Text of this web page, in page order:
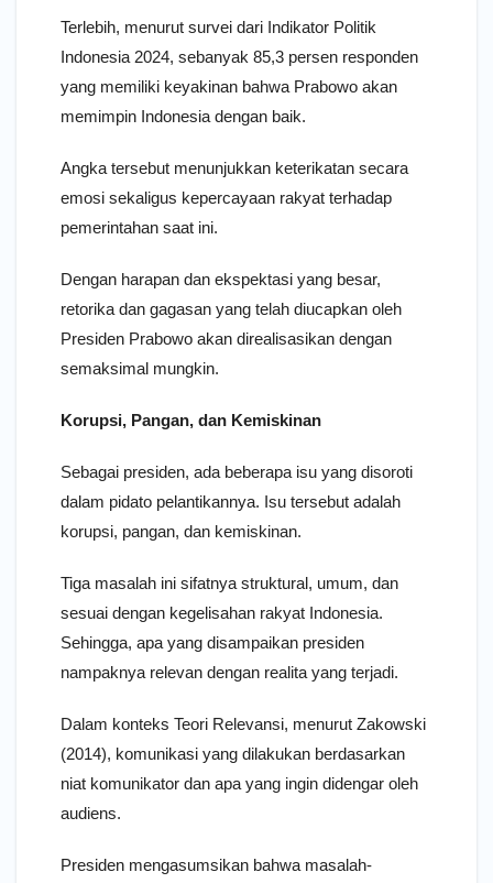
Terlebih, menurut survei dari Indikator Politik
Indonesia 2024, sebanyak 85,3 persen responden
yang memiliki keyakinan bahwa Prabowo akan
memimpin Indonesia dengan baik.
Angka tersebut menunjukkan keterikatan secara
emosi sekaligus kepercayaan rakyat terhadap
pemerintahan saat ini.
Dengan harapan dan ekspektasi yang besar,
retorika dan gagasan yang telah diucapkan oleh
Presiden Prabowo akan direalisasikan dengan
semaksimal mungkin.
Korupsi, Pangan, dan Kemiskinan
Sebagai presiden, ada beberapa isu yang disoroti
dalam pidato pelantikannya. Isu tersebut adalah
korupsi, pangan, dan kemiskinan.
Tiga masalah ini sifatnya struktural, umum, dan
sesuai dengan kegelisahan rakyat Indonesia.
Sehingga, apa yang disampaikan presiden
nampaknya relevan dengan realita yang terjadi.
Dalam konteks Teori Relevansi, menurut Zakowski
(2014), komunikasi yang dilakukan berdasarkan
niat komunikator dan apa yang ingin didengar oleh
audiens.
Presiden mengasumsikan bahwa masalah-